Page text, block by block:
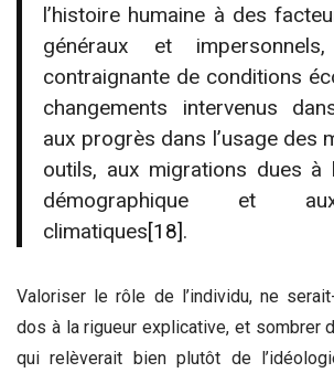
l’histoire humaine à des
généraux et
contraignante de conditions
changements intervenus
aux progrès dans l’usage des
outils, aux migrations dues à
démographique et
climatiques[18].
Valoriser le rôle de l’individu, ne
dos à la rigueur explicative, et sombrer
qui relèverait bien plutôt de